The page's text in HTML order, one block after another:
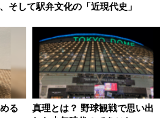
そして駅弁文化の「近現代史」
る
真理とは？ 野球観戦で思い出